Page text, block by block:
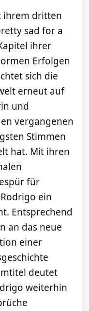
ihrem dritten
sad for a
ihrer
Erfolgen
sich die
erneut auf
und
vergangenen
Stimmen
hat. Mit ihren
für
ein
Entsprechend
an das neue
einer
deutet
weiterhin